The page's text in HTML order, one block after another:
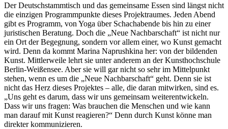
Der Deutschstammtisch und das gemeinsame Essen sind längst nicht
die einzigen Programmpunkte dieses Projektraumes. Jeden Abend
gibt es Programm, von Yoga über Schachabende bis hin zu einer
juristischen Beratung. Doch die „Neue Nachbarschaft“ ist nicht nur
ein Ort der Begegnung, sondern vor allem einer, wo Kunst gemacht
wird. Denn da kommt Marina Naprushkina her: von der bildenden
Kunst. Mittlerweile lehrt sie unter anderem an der Kunsthochschule
Berlin-Weißensee. Aber sie will gar nicht so sehr im Mittelpunkt
stehen, wenn es um die „Neue Nachbarschaft“ geht. Denn sie ist
nicht das Herz dieses Projektes – alle, die daran mitwirken, sind es.
„Uns geht es darum, dass wir uns gemeinsam weiterentwickeln.
Dass wir uns fragen: Was brauchen die Menschen und wie kann
man darauf mit Kunst reagieren?“ Denn durch Kunst könne man
direkter kommunizieren.